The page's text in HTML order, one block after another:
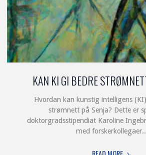
KAN KI GI BEDRE
Hvordan kan kunstig intelligens
strømnett på Senja? Dette er
doktorgradsstipendiat Karoline
med